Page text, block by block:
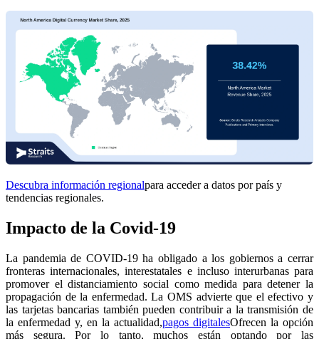
Descubra información regionalpara acceder a datos por país y
tendencias regionales.
Impacto de la Covid-19
La pandemia de COVID-19 ha obligado a los gobiernos a cerrar
fronteras internacionales, interestatales e incluso interurbanas para
promover el distanciamiento social como medida para detener la
propagación de la enfermedad. La OMS advierte que el efectivo y
las tarjetas bancarias también pueden contribuir a la transmisión de
la enfermedad y, en la actualidad,pagos digitalesOfrecen la opción
más segura. Por lo tanto, muchos están optando por las